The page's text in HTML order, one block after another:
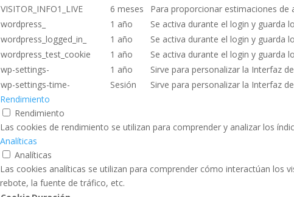
VISITOR_INFO1_LIVE
6 meses
Para proporcionar estimaciones de
wordpress_
1 año
Se activa durante el login y guarda
wordpress_logged_in_
1 año
Se activa durante el login y guarda
wordpress_test_cookie
1 año
Se activa durante el login y guarda
wp-settings-
1 año
Sirve para personalizar la Interfaz
wp-settings-time-
Sesión
Sirve para personalizar la Interfaz
Rendimiento
Rendimiento
Las cookies de rendimiento se utilizan para comprender y analizar los
Analíticas
Analíticas
Las cookies analíticas se utilizan para comprender cómo interactúan los
rebote, la fuente de tráfico, etc.